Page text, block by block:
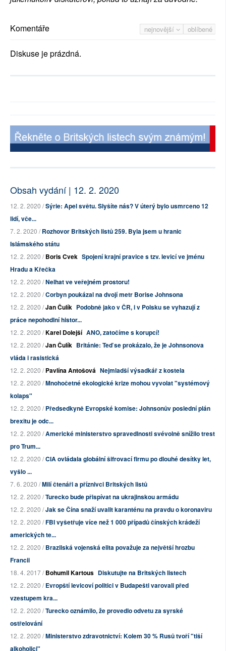
nejnovější oblíbené
Komentáře
Diskuse je prázdná.
Obsah vydání | 12. 2. 2020
12. 2. 2020 /Sýrie: Apel světu. Slyšíte nás? V úterý bylo usmrceno 12
lidí, vče...
7. 2. 2020 /Rozhovor Britských listů 259. Byla jsem u hranic
Islámského státu
12. 2. 2020 /Boris Cvek Spojení krajní pravice s tzv. levicí ve jménu
Hradu a Křečka
12. 2. 2020 /Nelhat ve veřejném prostoru!
12. 2. 2020 /Corbyn poukázal na dvojí metr Borise Johnsona
12. 2. 2020 /Jan Čulík Podobně jako v ČR, i v Polsku se vyhazují z
práce nepohodlní histor...
12. 2. 2020 /Karel Dolejší ANO, zatočíme s korupcí!
12. 2. 2020 /Jan Čulík Británie: Teď se prokázalo, že je Johnsonova
vláda i rasistická
12. 2. 2020 /Pavlína Antošová Nejmladší výsadkář z kostela
12. 2. 2020 /Mnohočetné ekologické krize mohou vyvolat "systémový
kolaps"
12. 2. 2020 /Předsedkyně Evropské komise: Johnsonův poslední plán
brexitu je odc...
12. 2. 2020 /Americké ministerstvo spravedlnosti svévolně snížilo trest
pro Trum...
12. 2. 2020 /CIA ovládala globální šifrovací firmu po dlouhé desítky let,
vyšlo ...
7. 6. 2020 /Milí čtenáři a příznivci Britských listů
12. 2. 2020 /Turecko bude přispívat na ukrajinskou armádu
12. 2. 2020 /Jak se Čína snaží uvalit karanténu na pravdu o koronaviru
12. 2. 2020 /FBI vyšetřuje více než 1 000 případů čínských krádeží
amerických te...
12. 2. 2020 /Brazilská vojenská elita považuje za největší hrozbu
Francii
18. 4. 2017 /Bohumil Kartous Diskutujte na Britských listech
12. 2. 2020 /Evropští levicoví politici v Budapešti varovali před
vzestupem kra...
12. 2. 2020 /Turecko oznámilo, že provedlo odvetu za syrské
ostřelování
12. 2. 2020 /Ministerstvo zdravotnictví: Kolem 30 % Rusů tvoří "tiší
alkoholici"